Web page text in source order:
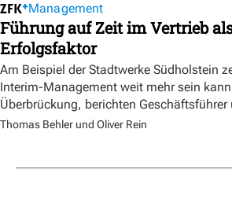
Management
Führung auf Zeit im Vertrieb
Erfolgsfaktor
Am Beispiel der Stadtwerke Südholstein
Interim-Management weit mehr sein
Überbrückung, berichten
Thomas Behler und Oliver Rein